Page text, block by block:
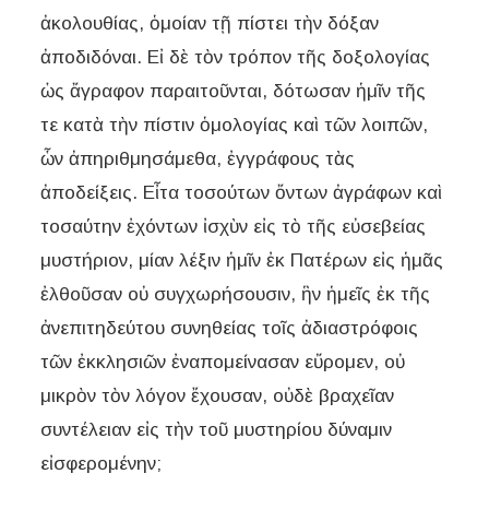
ἀκολουθίας, ὁμοίαν τῇ πίστει τὴν δόξαν
ἀποδιδόναι. Εἰ δὲ τὸν τρόπον τῆς δοξολογίας
ὡς ἄγραφον παραιτοῦνται, δότωσαν ἡμῖν τῆς
τε κατὰ τὴν πίστιν ὁμολογίας καὶ τῶν λοιπῶν,
ὧν ἀπηριθμησάμεθα, ἐγγράφους τὰς
ἀποδείξεις. Εἶτα τοσούτων ὄντων ἀγράφων καὶ
τοσαύτην ἐχόντων ἰσχὺν εἰς τὸ τῆς εὐσεβείας
μυστήριον, μίαν λέξιν ἡμῖν ἐκ Πατέρων εἰς ἡμᾶς
ἐλθοῦσαν οὐ συγχωρήσουσιν, ἣν ἡμεῖς ἐκ τῆς
ἀνεπιτηδεύτου συνηθείας τοῖς ἀδιαστρόφοις
τῶν ἐκκλησιῶν ἐναπομείνασαν εὔρομεν, οὐ
μικρὸν τὸν λόγον ἔχουσαν, οὐδὲ βραχεῖαν
συντέλειαν εἰς τὴν τοῦ μυστηρίου δύναμιν
εἰσφερομένην;